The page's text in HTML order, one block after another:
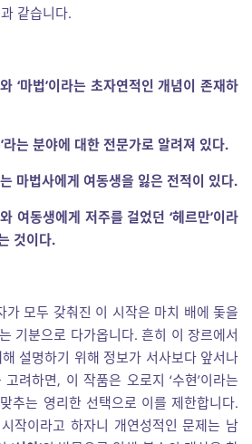
같습니다.
와 ‘마법’이라는 초자연적인 개념이 존재하
’라는 분야에 대한 전문가로 알려져 있다.
마법사에게 여동생을 잃은 전적이 있다.
와 여동생에게 저주를 걸었던‘헤르만’이라
것이다.
가 모두 갖춰진 이 시작은 마치 배에 돛을
기분으로 다가옵니다. 흔히 이 장르에서
설명하기 위해 정보가 서사보다 앞서나
려하면, 이 작품은 오로지 ‘수현’이라는
추는 영리한 선택으로 이를 제한합니다.
작이라고 하자니 개연성적인 문제는 남